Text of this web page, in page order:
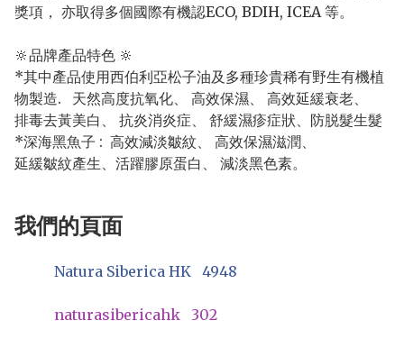
獎項， 亦取得多個國際有機認ECO, BDIH, ICEA 等。
🔆品牌產品特色 🔆
*其中產品使用西伯利亞松子油及多種珍貴稀有野生有機植
物製造.   天然高度抗氧化、 高效保濕、 高效延緩衰老、
排毒去黃美白、 抗炎消炎症、 舒緩濕疹症狀、防脱髮生髮
*深海黑魚子 :  高效減淡皺紋、 高效保濕滋潤、
我們的頁面
Natura Siberica HK 4948
naturasibericahk 302